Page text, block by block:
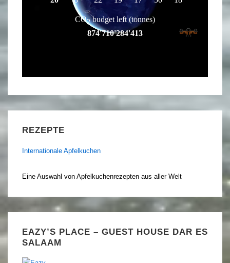
REZEPTE
Internationale Apfelkuchen
Eine Auswahl von Apfelkuchenrezepten aus aller Welt
EAZY’S PLACE – GUEST HOUSE DAR ES
SALAAM